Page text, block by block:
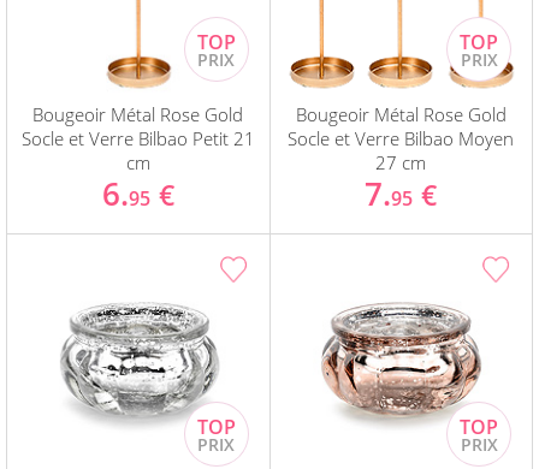
Bougeoir Métal Rose Gold
Socle et Verre Bilbao Petit 21
cm
6.95 €
Bougeoir Métal Rose Gold
Socle et Verre Bilbao Moyen
27 cm
7.95 €